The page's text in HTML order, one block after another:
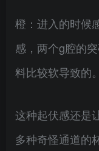
橙：进入的时候
感，两个g腔的
料比较软导致的。
这种起伏感还是
多种奇怪通道的